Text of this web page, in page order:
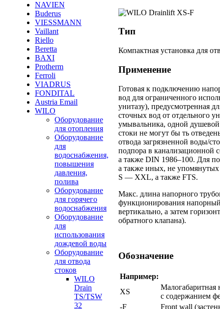
NAVIEN
Buderus
VIESSMANN
Vaillant
Riello
Beretta
BAXI
Protherm
Ferroli
VIADRUS
FONDITAL
Austria Email
WILO
Оборудование
для отопления
Оборудование
для
водоснабжения,
повышения
давления,
полива
Оборудование
для горячего
водоснабжения
Оборудование
для
использования
дождевой воды
Оборудование
для отвода
стоков
WILO
Drain
TS/TSW
32
Тип
Компактная установка для
Применение
Готовая к подключению
вод для ограниченного
унитазу), предусмотренная
сточных вод от отдельного
умывальника, одной душевой
стоки не могут бы ть
отвода загрязненной воды/
подпора в канализационной
а также DIN 1986–100. Для
а также иных, не упомянутых
S — XXL, а также FTS.
Макс. длина напорного
функционирования напорный
вертикально, а затем
обратного клапана).
Обозначение
Например:
XS
Малогабаритная
с содержанием
-F
Front wall